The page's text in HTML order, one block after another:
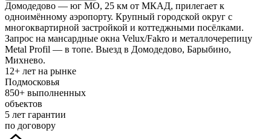
Домодедово — юг МО, 25 км от МКАД, прилегает к
одноимённому аэропорту. Крупный городской округ с
многоквартирной застройкой и коттеджными посёлками.
Запрос на мансардные окна Velux/Fakro и металлочерепицу
Metal Profil — в топе. Выезд в Домодедово, Барыбино,
Михнево.
12+ лет на рынке
Подмосковья
850+ выполненных
объектов
5 лет гарантии
по договору